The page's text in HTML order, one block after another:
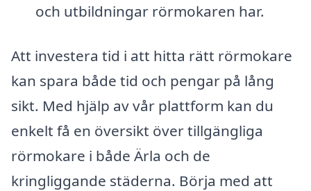
och utbildningar rörmokaren har.
Att investera tid i att hitta rätt rörmokare
kan spara både tid och pengar på lång
sikt. Med hjälp av vår plattform kan du
enkelt få en översikt över tillgängliga
rörmokare i både Ärla och de
kringliggande städerna. Börja med att